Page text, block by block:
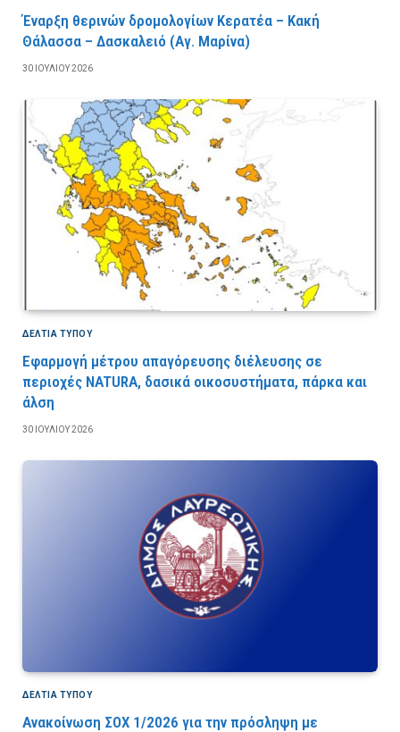
Έναρξη θερινών δρομολογίων Κερατέα – Κακή
Θάλασσα – Δασκαλειό (Αγ. Μαρίνα)
30 ΙΟΥΛΊΟΥ 2026
ΔΕΛΤΙΑ ΤΥΠΟΥ
Εφαρμογή μέτρου απαγόρευσης διέλευσης σε
περιοχές NATURA, δασικά οικοσυστήματα, πάρκα και
άλση
30 ΙΟΥΛΊΟΥ 2026
ΔΕΛΤΙΑ ΤΥΠΟΥ
Ανακοίνωση ΣΟΧ 1/2026 για την πρόσληψη με